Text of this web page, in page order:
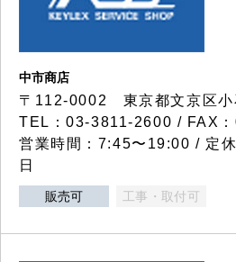
中市商店
〒112-0002 東京都文京区小
TEL：03-3811-2600 / FAX
営業時間：7:45〜19:00 / 定
日
販売可 工事・取付可